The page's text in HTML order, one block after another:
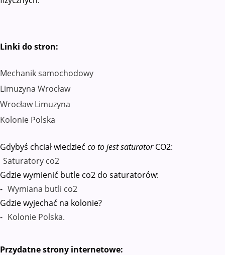
Linki do stron:
Mechanik samochodowy
Limuzyna Wrocław
Wrocław Limuzyna
Kolonie Polska
Gdybyś chciał wiedzieć co to jest saturatorCO2:
Saturatory co2
Gdzie wymienić butle co2 do saturatorów:
- Wymiana butli co2
Gdzie wyjechać na kolonie?
- Kolonie Polska.
Przydatne strony internetowe: